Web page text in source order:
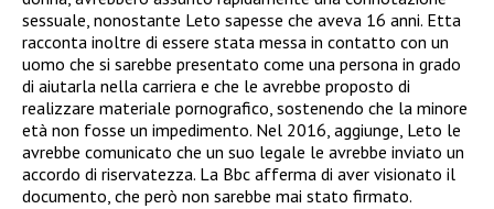
sessuale, nonostante Leto sapesse che aveva 16 anni. Etta
racconta inoltre di essere stata messa in contatto con un
uomo che si sarebbe presentato come una persona in grado
di aiutarla nella carriera e che le avrebbe proposto di
realizzare materiale pornografico, sostenendo che la minore
età non fosse un impedimento. Nel 2016, aggiunge, Leto le
avrebbe comunicato che un suo legale le avrebbe inviato un
accordo di riservatezza. La Bbc afferma di aver visionato il
documento, che però non sarebbe mai stato firmato.